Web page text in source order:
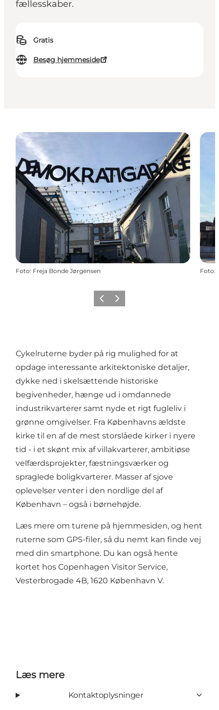
fællesskaber.
Gratis
Besøg hjemmeside
Foto: Freja Bonde Jørgensen Foto:
ForrigeNæste
Cykelruterne byder på rig mulighed for at
opdage interessante arkitektoniske detaljer,
dykke ned i skelsættende historiske
begivenheder, hænge ud i omdannede
industrikvarterer samt nyde et rigt fugleliv i
grønne omgivelser. Fra Københavns ældste
kirke til en af de mest storslåede kirker i nyere
tid - i et skønt mix af villakvarterer, ambitiøse
velfærdsprojekter, fæstningsværker og
spraglede boligkvarterer. Masser af sjove
oplevelser venter i den nordlige del af
København – også i børnehøjde.
Læs mere om turene på hjemmesiden, og hent
ruterne som GPS-filer, så du nemt kan finde vej
med din smartphone. Du kan også hente
kortet hos Copenhagen Visitor Service,
Vesterbrogade 4B, 1620 København V.
Læs mere
Kontaktoplysninger